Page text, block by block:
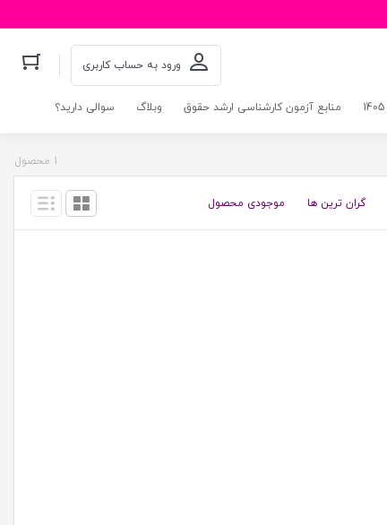
ورود به حساب کاربری
منابع آزمون کارشناسی ارشد حقوق وبلاگ سوالی دارید؟
1 محصول
گران ترین ها موجودی محصول